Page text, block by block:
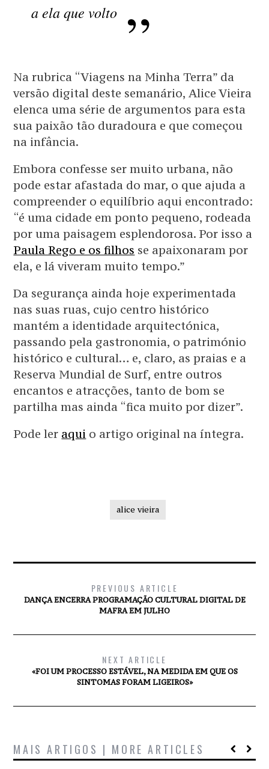
a ela que volto
Na rubrica “Viagens na Minha Terra” da
versão digital deste semanário, Alice Vieira
elenca uma série de argumentos para esta
sua paixão tão duradoura e que começou
na infância.
Embora confesse ser muito urbana, não
pode estar afastada do mar, o que ajuda a
compreender o equilíbrio aqui encontrado:
“é uma cidade em ponto pequeno, rodeada
por uma paisagem esplendorosa. Por isso a
Paula Rego e os filhos se apaixonaram por
ela, e lá viveram muito tempo.”
Da segurança ainda hoje experimentada
nas suas ruas, cujo centro histórico
mantém a identidade arquitectónica,
passando pela gastronomia, o património
histórico e cultural… e, claro, as praias e a
Reserva Mundial de Surf, entre outros
encantos e atracções, tanto de bom se
partilha mas ainda “fica muito por dizer”.
Pode ler aqui o artigo original na íntegra.
alice vieira
PREVIOUS ARTICLE
DANÇA ENCERRA PROGRAMAÇÃO CULTURAL DIGITAL DE
MAFRA EM JULHO
NEXT ARTICLE
«FOI UM PROCESSO ESTÁVEL, NA MEDIDA EM QUE OS
SINTOMAS FORAM LIGEIROS»
MAIS ARTIGOS | MORE ARTICLES